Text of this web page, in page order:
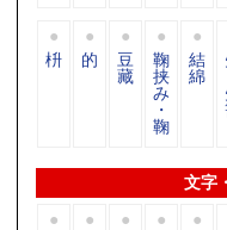
枡 的 豆
藏
鞠
挟
み
・
鞠
結
綿
文字